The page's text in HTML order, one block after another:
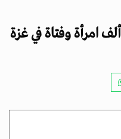
الأمم المتحدة: استشهاد 28 ألف امرأة وفتاة في غزة